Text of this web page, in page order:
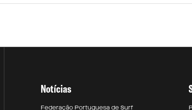
Notícias
Federação Portuguesa de Surf